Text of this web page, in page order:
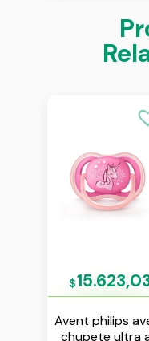
$
Avent philips
chupete ultra